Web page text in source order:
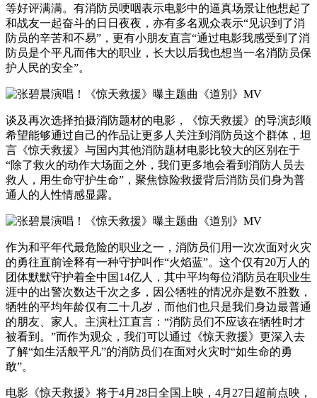
等好评满满。有消防员哽咽表示电影中的逼真场景让他想起了
和战友一起奋斗的日日夜夜，亦有多名观众表示“见识到了消
防员的辛苦和不易”，更有小朋友直言“通过电影我感受到了消
防员是个平凡而伟大的职业，长大以后我也想当一名消防员保
护人民的安全”。
谈及再次选择拍摄消防题材的电影，《惊天救援》的导演彭顺
希望能够通过自己的作品让更多人关注到消防员这个群体，坦
言《惊天救援》与国内其他消防题材电影比较大的区别在于
“除了救火的动作大场面之外，我们更多地会看到消防人员去
救人，用生命守护生命”，聚焦惊险救援背后消防员们身为普
通人的人性情感显露。
作为和平年代最危险的职业之一，消防员们用一次次面对火灾
的勇往直前诠释有一种守护叫作“火焰蓝”。这个仅有20万人的
团体默默守护着全中国14亿人，其中平均每位消防员在职业生
涯中的出警次数达千次之多，因公牺牲的情况亦是数不胜数，
牺牲的平均年龄仅有二十几岁，而他们也只是我们身边最普通
的朋友、家人。主演杜江直言：“消防员们不应该在牺牲时才
被看到。”而作为观众，我们可以通过《惊天救援》更深入去
了解“如生活般平凡”的消防员们在面对火灾时“如生命的勇
敢”。
电影《惊天救援》将于4月28日全国上映，4月27日超前点映，